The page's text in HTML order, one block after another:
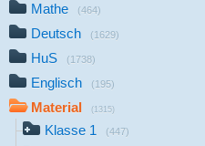
Mathe (464)
Deutsch (1629)
HuS (1738)
Englisch (195)
Material (1315)
Klasse 1 (447)